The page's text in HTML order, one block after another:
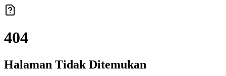
404
Halaman Tidak Ditemukan